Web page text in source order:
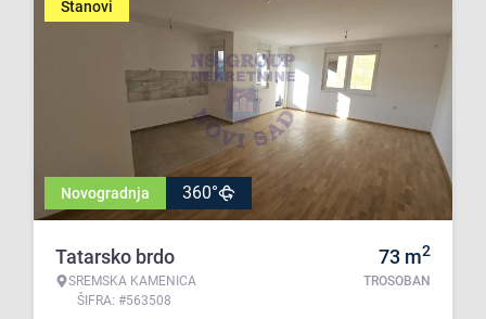
Stanovi
Novogradnja 360°
Tatarsko brdo
SREMSKA KAMENICA
ŠIFRA: #563508
73 m2
TROSOBAN